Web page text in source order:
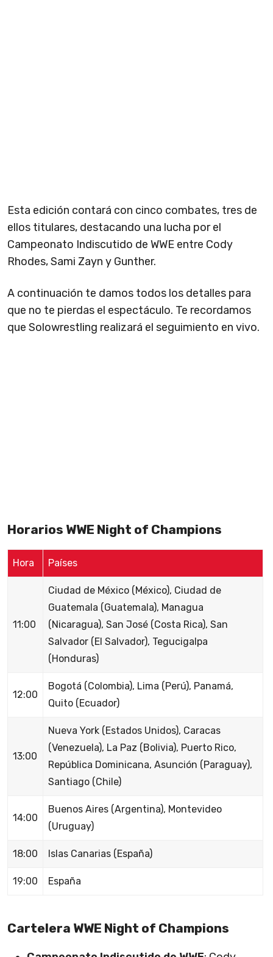
Esta edición contará con cinco combates, tres de
ellos titulares, destacando una lucha por el
Campeonato Indiscutido de WWE entre Cody
Rhodes, Sami Zayn y Gunther.
A continuación te damos todos los detalles para
que no te pierdas el espectáculo. Te recordamos
que Solowrestling realizará el seguimiento en vivo.
Horarios WWE Night of Champions
Hora Países
11:00
Ciudad de México (México), Ciudad de
Guatemala (Guatemala), Managua
(Nicaragua), San José (Costa Rica), San
Salvador (El Salvador), Tegucigalpa
(Honduras)
12:00
Bogotá (Colombia), Lima (Perú), Panamá,
Quito (Ecuador)
13:00
Nueva York (Estados Unidos), Caracas
(Venezuela), La Paz (Bolivia), Puerto Rico,
República Dominicana, Asunción (Paraguay),
Santiago (Chile)
14:00
Buenos Aires (Argentina), Montevideo
(Uruguay)
18:00 Islas Canarias (España)
19:00 España
Cartelera WWE Night of Champions